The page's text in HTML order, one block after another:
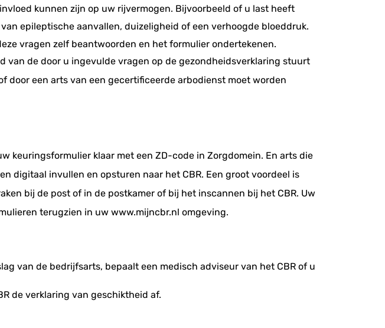
kunnen zijn op uw rijvermogen. Bijvoorbeeld of u last heeft
epileptische aanvallen, duizeligheid of een verhoogde bloeddruk.
vragen zelf beantwoorden en het formulier ondertekenen.
van de door u ingevulde vragen op de gezondheidsverklaring stuurt
door een arts van een gecertificeerde arbodienst moet worden
keuringsformulier klaar met een ZD-code in Zorgdomein. En arts die
digitaal invullen en opsturen naar het CBR. Een groot voordeel is
bij de post of in de postkamer of bij het inscannen bij het CBR. Uw
terugzien in uw www.mijncbr.nl omgeving.
van de bedrijfsarts, bepaalt een medisch adviseur van het CBR of u
de verklaring van geschiktheid af.